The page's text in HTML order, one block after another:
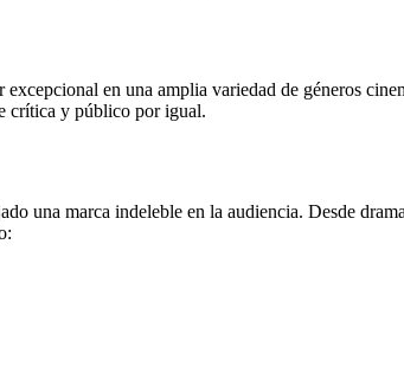
en una amplia variedad de géneros
crítica y público por igual.
una marca indeleble en la audiencia. Desde